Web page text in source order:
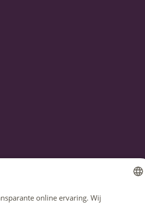
online ervaring. Wij